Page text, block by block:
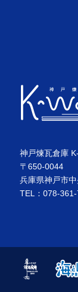
神戸煉瓦倉庫
〒650-0044
兵庫県神戸市
TEL：078-